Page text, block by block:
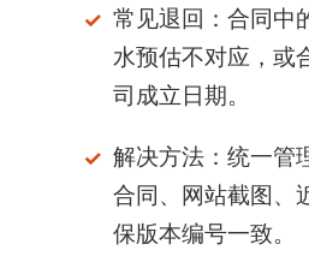
常见退回：合同中
水预估不对应，或
司成立日期。
解决方法：统一管
合同、网站截图、
保版本编号一致。